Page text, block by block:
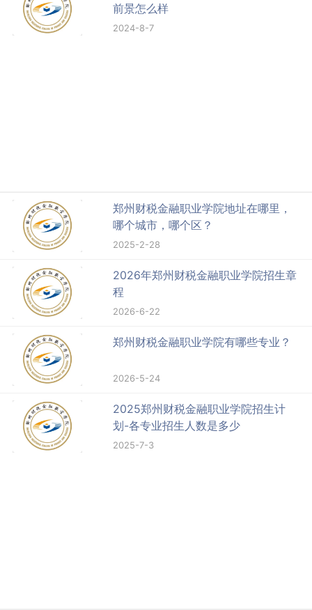
前景怎么样
2024-8-7
郑州财税金融职业学院地址在哪里，
哪个城市，哪个区？
2025-2-28
2026年郑州财税金融职业学院招生章
程
2026-6-22
郑州财税金融职业学院有哪些专业？
2026-5-24
2025郑州财税金融职业学院招生计
划-各专业招生人数是多少
2025-7-3